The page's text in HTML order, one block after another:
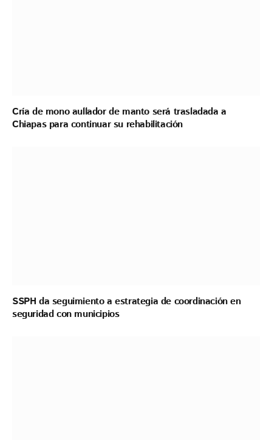
Cría de mono aullador de manto será trasladada a
Chiapas para continuar su rehabilitación
SSPH da seguimiento a estrategia de coordinación en
seguridad con municipios